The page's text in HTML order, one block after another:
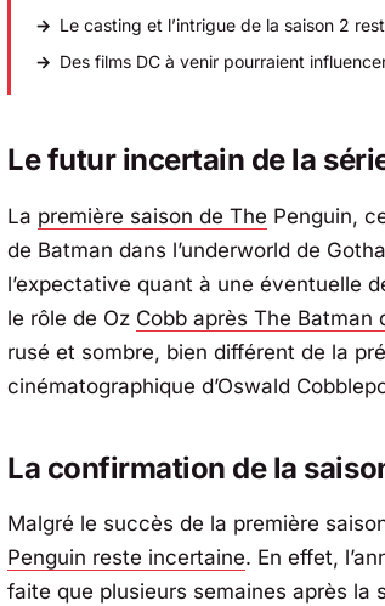
Le casting et l’intrigue de la saison 2
Des films DC à venir pourraient
Le futur incertain de la
La première saison de The Penguin,
de Batman dans l’underworld de
l’expectative quant à une éventuelle
le rôle de Oz Cobb après The Batman
rusé et sombre, bien différent de la
cinématographique d’Oswald
La confirmation de la
Malgré le succès de la première
Penguin reste incertaine. En effet,
faite que plusieurs semaines après la